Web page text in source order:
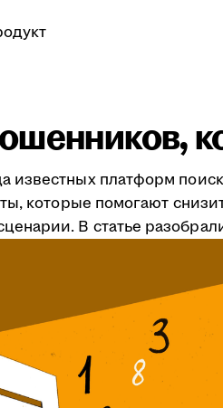
известных платформ
которые помогают
В статье